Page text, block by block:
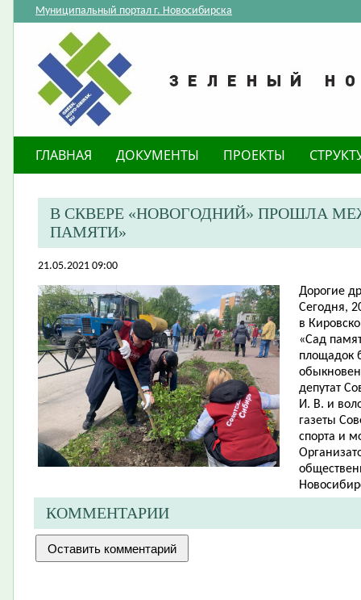
Муниципальный портал г. Новосибирска
ГЛАВНАЯ ДОКУМЕНТЫ ПРОЕКТЫ
В СКВЕРЕ «НОВОГОДНИЙ» ПРОШЛА
ПАМЯТИ»
21.05.2021 09:00
Дорогие
Сегодня,
в
«Сад
площадок
депутат
И. В. и
газеты
спорта и
КОММЕНТАРИИ